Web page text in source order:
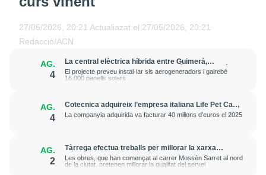
PROGRAMES
CONTACTE
27/05/2026, 20:21 Actualiazat el 27/05/2026, 20:21
Redacció/ACN
AG.
4
La central elèctrica híbrida entre Guimerà,
Ciutadilla i Passanant i Belltall obté la declaració
ambiental favorable
El projecte preveu instal·lar sis aerogeneradors i gairebé
16.000 panells solars
AG.
4
Cotecnica adquireix l’empresa italiana Life Pet Care
i “reforça la seva expansió europea” en alimentació
animal
La companyia adquirida va facturar 40 milions d’euros el 2025
AG.
2
Tàrrega efectua treballs per millorar la xarxa
elèctrica i reforçar el subministrament
Les obres, que han començat al carrer Mossèn Sarret al nord
de la ciutat, pretenen millorar la qualitat del servei